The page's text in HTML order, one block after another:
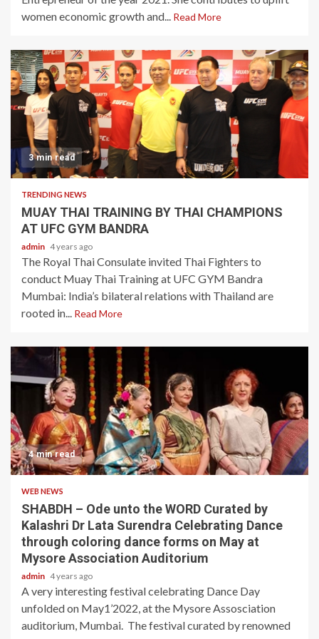
women economic growth and... Read More
3 min read
TRENDING NEWS
MUAY THAI TRAINING BY THAI CHAMPIONS
AT UFC GYM BANDRA
admin 4 years ago
The Royal Thai Consulate invited Thai Fighters to
conduct Muay Thai Training at UFC GYM Bandra
Mumbai: India’s bilateral relations with Thailand are
rooted in... Read More
4 min read
WEB NEWS
SHABDH – Ode unto the WORD Curated by
Kalashri Dr Lata Surendra Celebrating Dance
through coloring dance forms on May at
Mysore Association Auditorium
admin 4 years ago
A very interesting festival celebrating Dance Day
unfolded on May1’2022, at the Mysore Assosciation
auditorium, Mumbai. The festival curated by renowned